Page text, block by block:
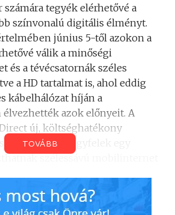
tegyék elérhetővé a
színvonalú digitális élményt.
június 5-től azokon a
válik a minőségi
és a tévécsatornák széles
a HD tartalmat is, ahol eddig
kábelhálózat híján a
azok előnyeit. A
új, költséghatékony
az ügyfelek egy
a kezdeti időszakban
a későbbiekben pedig
TOVÁBB